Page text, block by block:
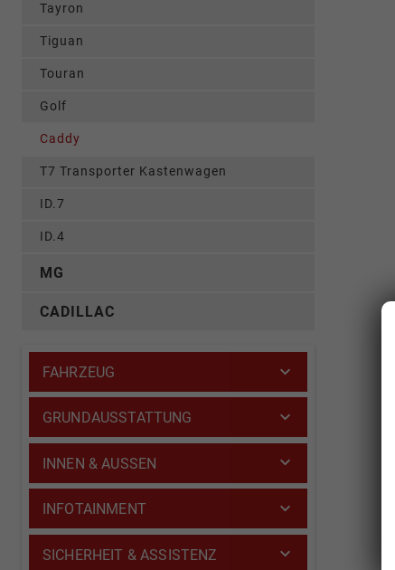
Tayron
Tiguan
Touran
Golf
Caddy
T7 Transporter Kastenwagen
ID.7
ID.4
MG
CADILLAC
FAHRZEUG
GRUNDAUSSTATTUNG
INNEN & AUSSEN
INFOTAINMENT
SICHERHEIT & ASSISTENZ